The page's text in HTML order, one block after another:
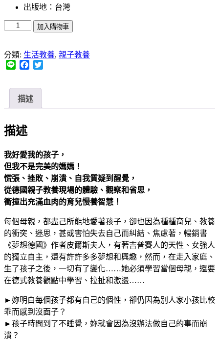
出版地：台灣
媽
不
美‧
不
樣
德
式
教
養
練
德
國
觸
動
臺
灣
人
的
育
兒
加入購物車
分類: 生活教養, 親子教養
Line
Facebook
描述
描述
我好愛我的孩子，
但我不是完美的媽媽！
慌張、挫敗、崩潰、自我質疑到醒覺，
從德國親子教養現場的體驗、觀察和省思，
衝撞出充滿血肉的育兒慢養智慧！
每個母親，都盡己所能地愛著孩子，卻也因為種種育兒、教養
的衝突、迷思，甚或害怕失去自己而糾結、焦慮著，暢銷書
《夢想德國》作者皮爾斯夫人，有著吉普賽人的天性、女強人
的獨立自主，還有許許多多夢想和興趣，然而，在走入家庭、
生了孩子之後，一切有了變化……她必須學習當個母親，還要
在德式教養觀點中學習、拉扯和激盪……
►妳明白每個孩子都有自己的個性，卻仍因為別人家小孩比較
乖而感到沒面子？
►孩子時間到了不睡覺，妳就會因為沒辦法做自己的事而崩
潰？